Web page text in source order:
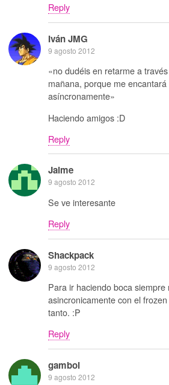
Reply
Iván JMG
9 agosto 2012
«no dudéis en retarme a
mañana, porque me
asíncronamente»
Haciendo amigos :D
Reply
Jaime
9 agosto 2012
Se ve interesante
Reply
Shackpack
9 agosto 2012
Para ir haciendo boca
asincronicamente con el
tanto. :P
Reply
gamboi
9 agosto 2012